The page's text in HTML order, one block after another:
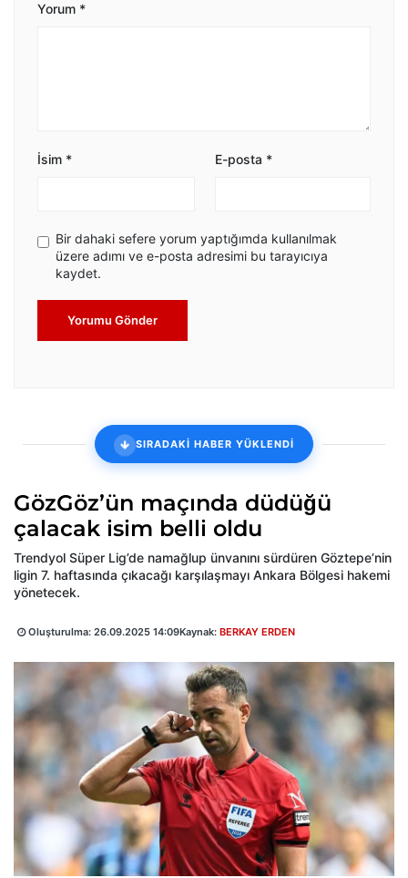
Yorum *
İsim * E-posta *
Bir dahaki sefere yorum yaptığımda kullanılmak
üzere adımı ve e-posta adresimi bu tarayıcıya
kaydet.
Yorumu Gönder
SIRADAKİ HABER YÜKLENDİ
GözGöz’ün maçında düdüğü
çalacak isim belli oldu
Trendyol Süper Lig’de namağlup ünvanını sürdüren Göztepe’nin
ligin 7. haftasında çıkacağı karşılaşmayı Ankara Bölgesi hakemi
yönetecek.
Oluşturulma: 26.09.2025 14:09Kaynak: BERKAY ERDEN